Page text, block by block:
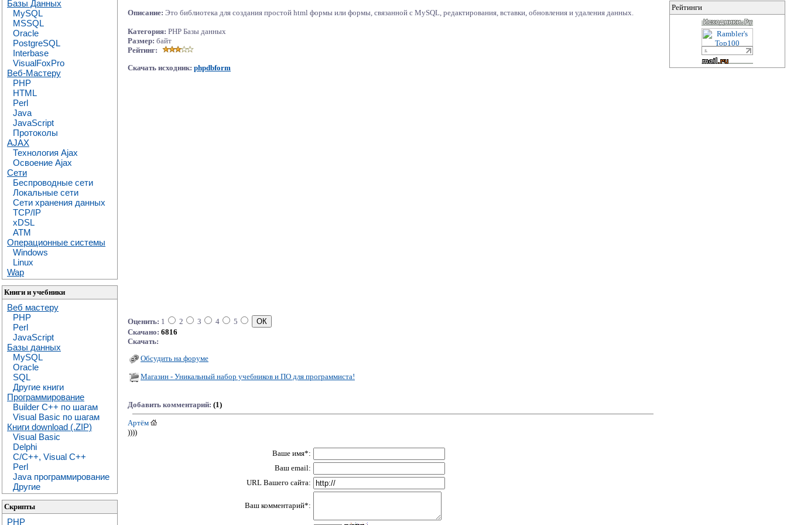
Базы Данных
MySQL
MSSQL
Oracle
PostgreSQL
Interbase
VisualFoxPro
Веб-Мастеру
PHP
HTML
Perl
Java
JavaScript
Протоколы
AJAX
Технология Ajax
Освоение Ajax
Сети
Беспроводные сети
Локальные сети
Сети хранения данных
TCP/IP
xDSL
ATM
Операционные системы
Windows
Linux
Wap
Книги и учебники
Веб мастеру
PHP
Perl
JavaScript
Базы данных
MySQL
Oracle
SQL
Другие книги
Программирование
Builder C++ по шагам
Visual Basic по шагам
Книги download (.ZIP)
Visual Basic
Delphi
C/C++, Visual C++
Perl
Java программирование
Другие
Скрипты
PHP
Описание: Это библиотека для создания простой html формы или формы, связанной с MySQL, редактирования, вставки, обновления и удаления данных.
Категория: PHP Базы данных
Размер: байт
Рейтинг:
Скачать исходник: phpdbform
Оценить: 1 2 3 4
5
Скачано: 6816
Скачать:
Обсудить на форуме
Магазин - Уникальный набор учебников и ПО для программиста!
Добавить комментарий: (1)
Артём
))))
Ваше имя*:
Ваш email:
URL Вашего сайта:
Ваш комментарий*:
Рейтинги